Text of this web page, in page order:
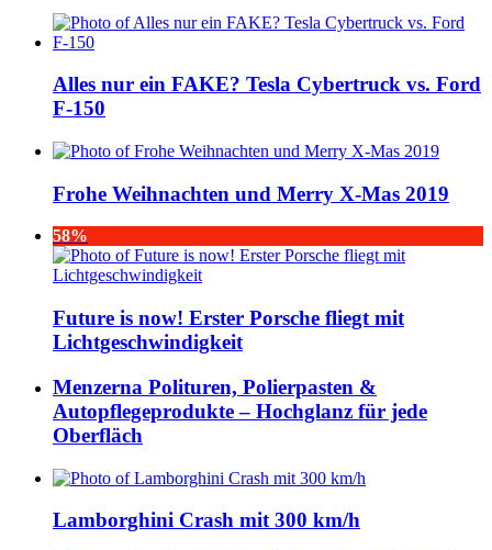
Alles nur ein FAKE? Tesla Cybertruck vs. Ford
F-150
Frohe Weihnachten und Merry X-Mas 2019
58%
Future is now! Erster Porsche fliegt mit
Lichtgeschwindigkeit
Menzerna Polituren, Polierpasten &
Autopflegeprodukte – Hochglanz für jede
Oberfläch
Lamborghini Crash mit 300 km/h